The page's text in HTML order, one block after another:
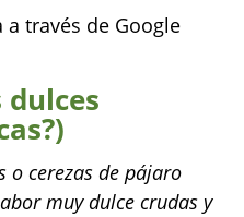
través de Google
dulces
o cerezas de pájaro
muy dulce crudas y